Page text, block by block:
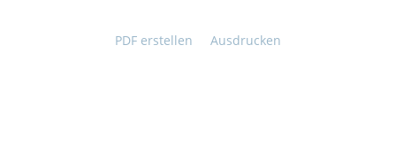
PDF erstellen Ausdrucken